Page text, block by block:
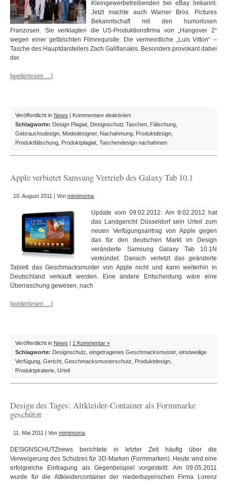
Kleingewerbetreibenden bei eBay bekannt.
Jetzt machte auch Warner Bros. Pictures
Bekanntschaft mit den humorlosen
Franzosen. Sie verklagten die US-Produktionsfirma von „Hangover 2“
wegen einer gefälschten Filmrequisite: Die vermeintliche „Luis Vitton“ –
Tasche des Hauptdarstellers Zach Galifianakis. Besonders provokant dabei
der
[weiterlesen …]
Veröffentlicht in News | Kommentare deaktiviertfür
Louis
Vuitton
vs.
die
Louis
Vuitton
Schlagworte: Design Plagiat Designschutz Taschen Fälschung
Gebrauchsdesign Modedesigner, Nachahmung Produktdesign
Produktfälschung Produktplagiat Taschendesign nachahmen
Apple verbietet Samsung Vertrieb des Galaxy Tab 10.1
10. August 2011 | Von mimimoma
Update vom 09.02.2012: Am 9.02.2012 hat
das Landgericht Düsseldorf sein Urteil zum
neuen Verfügungsantrag von Apple gegen
das für den deutschen Markt im Design
veränderte Samsung Galaxy Tab 10.1N
verkündet. Danach verletzt das geänderte
Tablett das Geschmacksmuster von Apple nicht und kann weiterhin in
Deutschland verkauft werden. Eine andere Entscheidung wäre eine
Überraschung gewesen, nach
[weiterlesen …]
Veröffentlicht in News | 1 Kommentar »
Schlagworte: Designschutz eingetragenes Geschmacksmuster, einstweilige
Verfügung Gericht Geschmacksmusterschutz Produktdesign
Produktpiraterie Urteil
Design des Tages: Altkleider-Container als Formmarke
geschützt
11. Mai 2011 | Von mimimoma
DESIGNSCHUTZnews berichtete in letzter Zeit häufig über die
Verweigerung des Schutzes für 3D-Marken (Formmarken). Heute wird eine
erfolgreiche Eintragung als Gegenbeispiel vorgestellt: Am 09.05.2011
wurde für die Altkleidercontainer der niederbayerischen Firma Lorenz